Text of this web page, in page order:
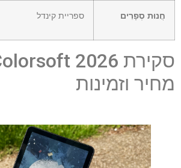
חֲנוּת סְפָרִים ספריית קינדל
מחיר וזמינות